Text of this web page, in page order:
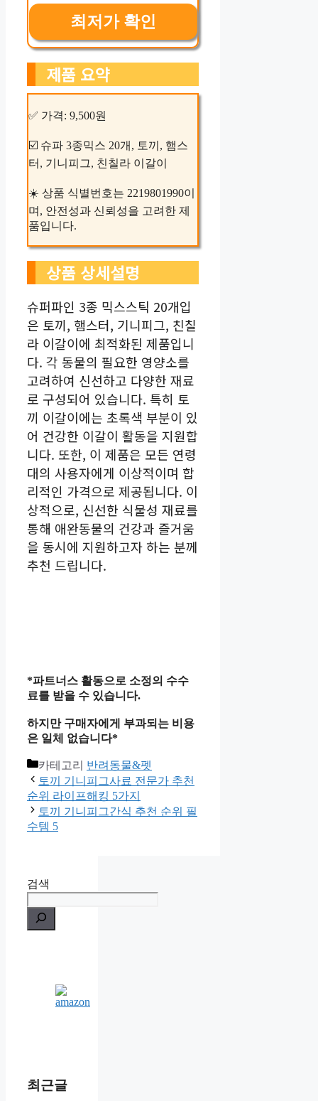
최저가 확인
제품 요약
✅ 가격: 9,500원
☑️ 슈파 3종믹스 20개, 토끼, 햄스
터, 기니피그, 친칠라 이갈이
☀️ 상품 식별번호는 2219801990이
며, 안전성과 신뢰성을 고려한 제
품입니다.
상품 상세설명
슈퍼파인 3종 믹스스틱 20개입
은 토끼, 햄스터, 기니피그, 친칠
라 이갈이에 최적화된 제품입니
다. 각 동물의 필요한 영양소를
고려하여 신선하고 다양한 재료
로 구성되어 있습니다. 특히 토
끼 이갈이에는 초록색 부분이 있
어 건강한 이갈이 활동을 지원합
니다. 또한, 이 제품은 모든 연령
대의 사용자에게 이상적이며 합
리적인 가격으로 제공됩니다. 이
상적으로, 신선한 식물성 재료를
통해 애완동물의 건강과 즐거움
을 동시에 지원하고자 하는 분께
추천 드립니다.
*파트너스 활동으로 소정의 수수
료를 받을 수 있습니다.
하지만 구매자에게 부과되는 비용
은 일체 없습니다*
카테고리 반려동물&펫
토끼 기니피그사료 전문가 추천
순위 라이프해킹 5가지
토끼 기니피그간식 추천 순위 필
수템 5
검색
최근글